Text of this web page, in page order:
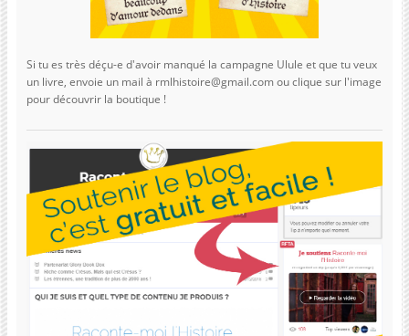
Si tu es très déçu-e d'avoir manqué la campagne Ulule et que tu veux
un livre, envoie un mail à rmlhistoire@gmail.com ou clique sur l'image
pour découvrir la boutique !